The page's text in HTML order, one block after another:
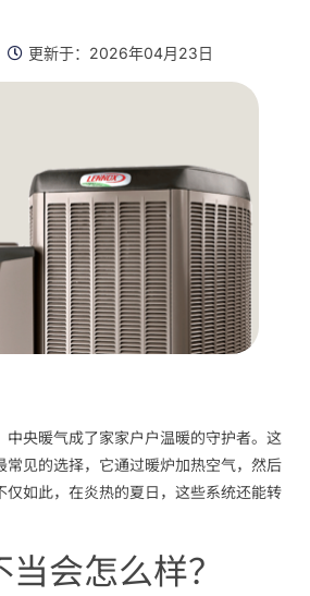
更新于： 2026年04月23日
中央暖气成了家家户户温暖的守护者。这
常见的选择，它通过暖炉加热空气，然后
仅如此，在炎热的夏日，这些系统还能转
会怎么样？